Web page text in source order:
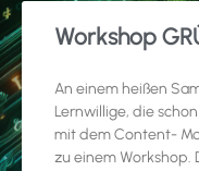
Workshop
An einem heißen
Lernwillige, die
mit dem Content-
zu einem Workshop.